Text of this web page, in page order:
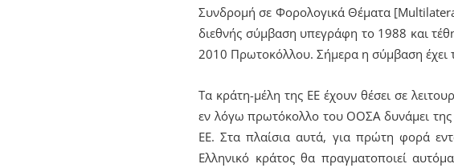
Συνδρομή σε Φορολογικά Θέματα
διεθνής σύμβαση υπεγράφη το 1988 και
2010 Πρωτοκόλλου. Σήμερα η σύμβαση έχει
Τα κράτη-μέλη της ΕΕ έχουν θέσει σε
εν λόγω πρωτόκολλο του ΟΟΣΑ δυνάμει
ΕΕ. Στα πλαίσια αυτά, για πρώτη φορά
Ελληνικό κράτος θα πραγματοποιεί